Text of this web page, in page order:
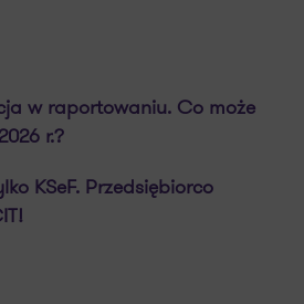
w raportowaniu. Co może
r.?
KSeF. Przedsiębiorco